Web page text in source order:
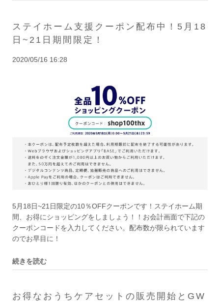
ステイホーム支援クーポン配布中！5月18
日~21日期間限定！
2020/05/16 16:28
5月18日~21日限定の10％OFFクーポンです！ステイホーム期
間、お得にショッピングをしましょう！！お会計画面で下記の
クーポンコードを入力してください。配布数が限られています
のでお早目に！
続きを読む
お得なおうちケアセットの販売開始とGW